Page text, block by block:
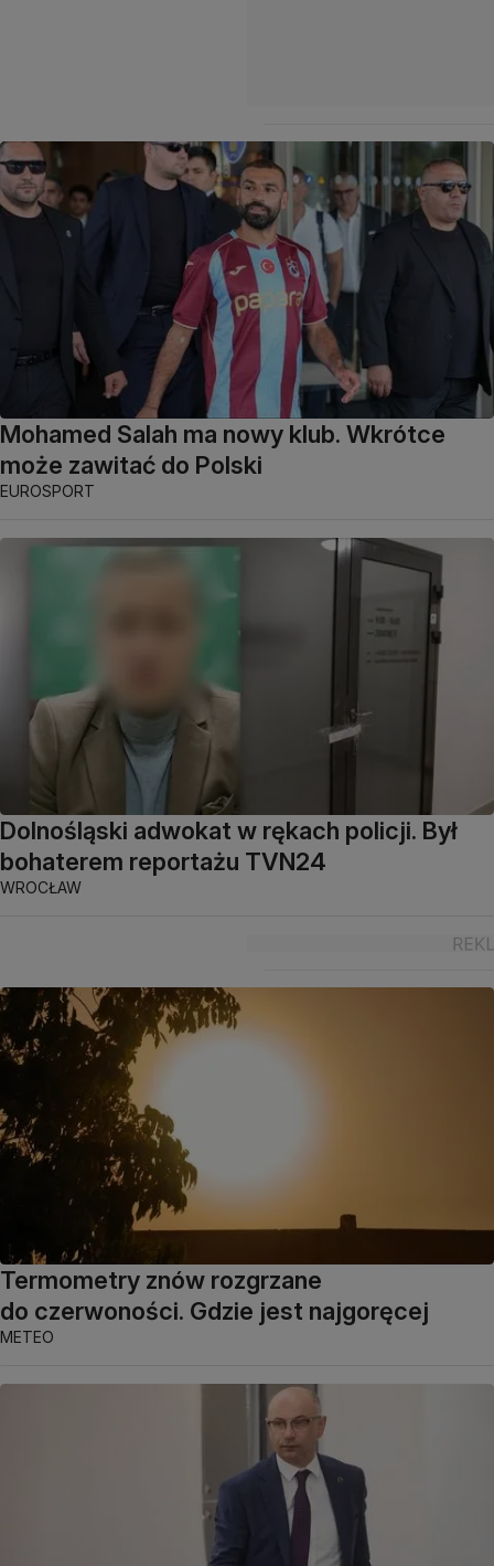
Mohamed Salah ma nowy klub. Wkrótce
może zawitać do Polski
EUROSPORT
Dolnośląski adwokat w rękach policji. Był
bohaterem reportażu TVN24
WROCŁAW
Termometry znów rozgrzane
do czerwoności. Gdzie jest najgoręcej
METEO